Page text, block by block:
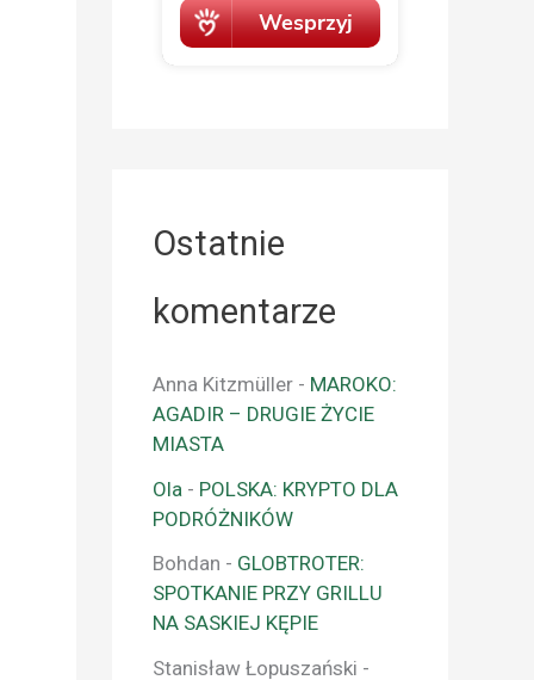
Ostatnie
komentarze
Anna Kitzmüller - MAROKO:
AGADIR – DRUGIE ŻYCIE
MIASTA
Ola - POLSKA: KRYPTO DLA
PODRÓŻNIKÓW
Bohdan - GLOBTROTER:
SPOTKANIE PRZY GRILLU
NA SASKIEJ KĘPIE
Stanisław Łopuszański -